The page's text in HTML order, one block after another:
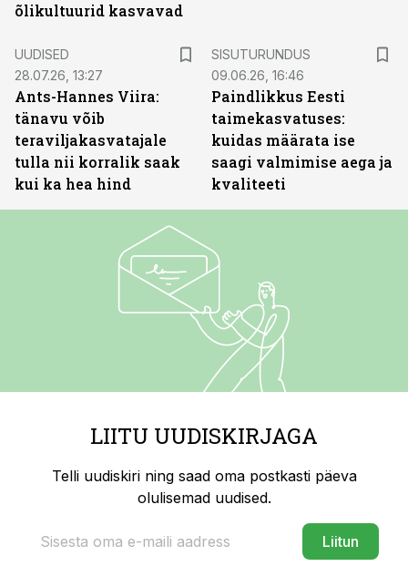
õlikultuurid kasvavad
UUDISED
28.07.26, 13:27
Ants-Hannes Viira:
tänavu võib
teraviljakasvatajale
tulla nii korralik saak
kui ka hea hind
SISUTURUNDUS
09.06.26, 16:46
Paindlikkus Eesti
taimekasvatuses:
kuidas määrata ise
saagi valmimise aega ja
kvaliteeti
LIITU UUDISKIRJAGA
Telli uudiskiri ning saad oma postkasti päeva
olulisemad uudised.
Liitun